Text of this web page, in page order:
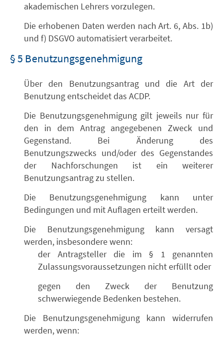
akademischen Lehrers vorzulegen.
Die erhobenen Daten werden nach Art. 6, Abs. 1b)
und f) DSGVO automatisiert verarbeitet.
§ 5 Benutzungsgenehmigung
Über den Benutzungsantrag und die Art der
Benutzung entscheidet das ACDP.
Die Benutzungsgenehmigung gilt jeweils nur für
den in dem Antrag angegebenen Zweck und
Gegenstand. Bei Änderung des
Benutzungszwecks und/oder des Gegenstandes
der Nachforschungen ist ein weiterer
Benutzungsantrag zu stellen.
Die Benutzungsgenehmigung kann unter
Bedingungen und mit Auflagen erteilt werden.
Die Benutzungsgenehmigung kann versagt
werden, insbesondere wenn:
der Antragsteller die im § 1 genannten
Zulassungsvoraussetzungen nicht erfüllt oder
gegen den Zweck der Benutzung
schwerwiegende Bedenken bestehen.
Die Benutzungsgenehmigung kann widerrufen
werden, wenn: